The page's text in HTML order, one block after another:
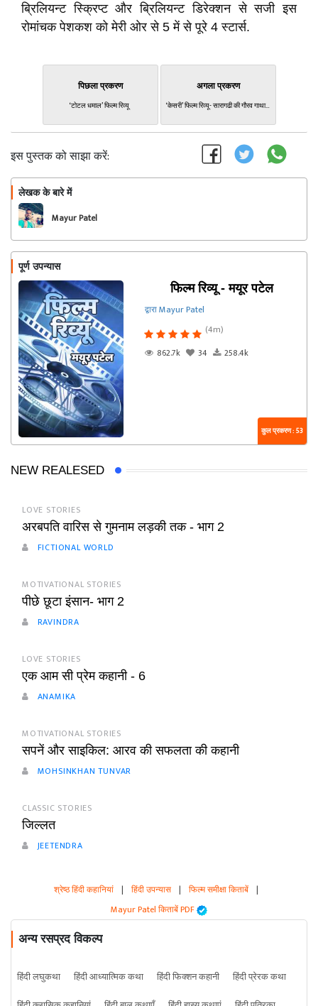
ब्रिलियन्ट स्क्रिप्ट और ब्रिलियन्ट डिरेक्शन से सजी इस
रोमांचक पेशकश को मेरी ओर से 5 में से पूरे 4 स्टार्स.
पिछला प्रकरण
‘टोटल धमाल’ फिल्म रिव्यू
अगला प्रकरण
‘केसरी’ फिल्म रिव्यू- सारागढी की गौरव गाथा…
इस पुस्तक को साझा करें:
लेखक के बारे में
Mayur Patel
पूर्ण उपन्यास
फिल्म रिव्यू - मयूर पटेल
द्वारा Mayur Patel
(4m)
862.7k
34 258.4k
कुल प्रकरण : 53
NEW REALESED
LOVE STORIES
अरबपति वारिस से गुमनाम लड़की तक - भाग 2
FICTIONAL WORLD
MOTIVATIONAL STORIES
पीछे छूटा इंसान- भाग 2
RAVINDRA
LOVE STORIES
एक आम सी प्रेम कहानी - 6
ANAMIKA
MOTIVATIONAL STORIES
सपनें और साइकिल: आरव की सफलता की कहानी
MOHSINKHAN TUNVAR
CLASSIC STORIES
जिल्लत
JEETENDRA
श्रेष्ठ हिंदी कहानियां | हिंदी उपन्यास | फिल्म समीक्षा किताबें |
Mayur Patel किताबें PDF
अन्य रसप्रद विकल्प
हिंदी लघुकथा हिंदी आध्यात्मिक कथा हिंदी फिक्शन कहानी
हिंदी प्रेरक कथा